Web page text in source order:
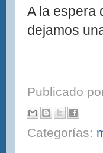
A la espera
dejamos
Publicado
Categorías: